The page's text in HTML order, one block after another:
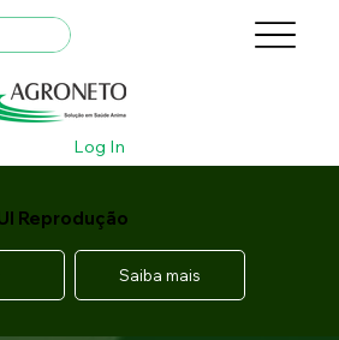
Log In
Reprodução
Saiba mais